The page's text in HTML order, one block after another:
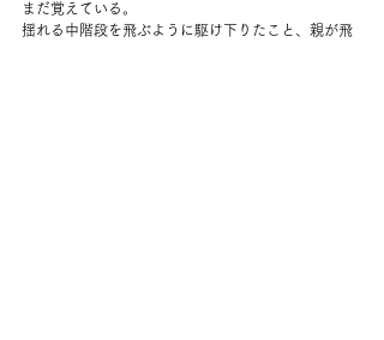
まだ覚えている。
揺れる中階段を飛ぶように駆け下りたこと、親が飛